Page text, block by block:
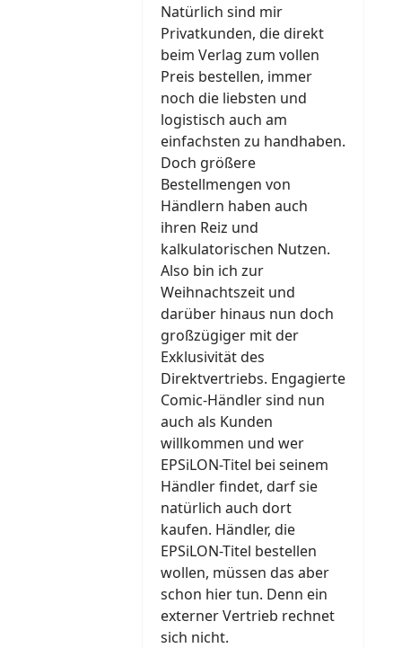
Natürlich sind mir
Privatkunden, die direkt
beim Verlag zum vollen
Preis bestellen, immer
noch die liebsten und
logistisch auch am
einfachsten zu handhaben.
Doch größere
Bestellmengen von
Händlern haben auch
ihren Reiz und
kalkulatorischen Nutzen.
Also bin ich zur
Weihnachtszeit und
darüber hinaus nun doch
großzügiger mit der
Exklusivität des
Direktvertriebs. Engagierte
Comic-Händler sind nun
auch als Kunden
willkommen und wer
EPSiLON-Titel bei seinem
Händler findet, darf sie
natürlich auch dort
kaufen. Händler, die
EPSiLON-Titel bestellen
wollen, müssen das aber
schon hier tun. Denn ein
externer Vertrieb rechnet
sich nicht.